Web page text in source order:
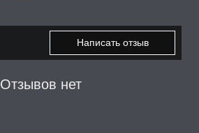
Написать отзыв
Отзывов нет